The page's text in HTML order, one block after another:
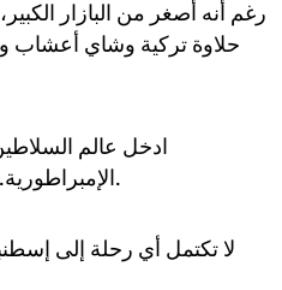
رغم أنه أصغر من البازار
حلاوة تركية وشاي أعشاب
ادخل عالم
الإمبراطورية. يشمل المتحف أفنية ملكية مزخرفة والخزينة الإمبراطورية وغرفة الآثار المقدسة.
لا تكتمل أي رحلة إلى